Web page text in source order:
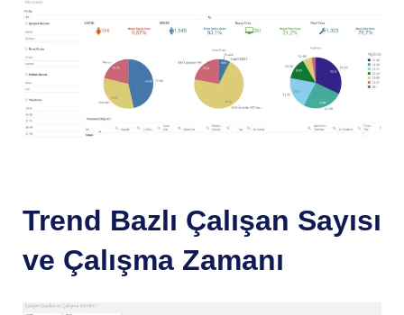
Trend Bazlı Çalışan Sayısı
ve Çalışma Zamanı